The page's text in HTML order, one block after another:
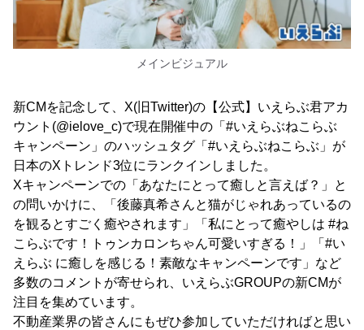
メインビジュアル
新CMを記念して、X(旧Twitter)の【公式】いえらぶ君アカ
ウント(@ielove_c)で現在開催中の「#いえらぶねこらぶ
キャンペーン」のハッシュタグ「#いえらぶねこらぶ」が
日本のXトレンド3位にランクインしました。
Xキャンペーンでの「あなたにとって癒しと言えば？」と
の問いかけに、「後藤真希さんと猫がじゃれあっているの
を観るとすごく癒やされます」「私にとって癒やしは #ね
こらぶです！トゥンカロンちゃん可愛いすぎる！」「#い
えらぶ に癒しを感じる！素敵なキャンペーンです」など
多数のコメントが寄せられ、いえらぶGROUPの新CMが
注目を集めています。
不動産業界の皆さんにもぜひ参加していただければと思い